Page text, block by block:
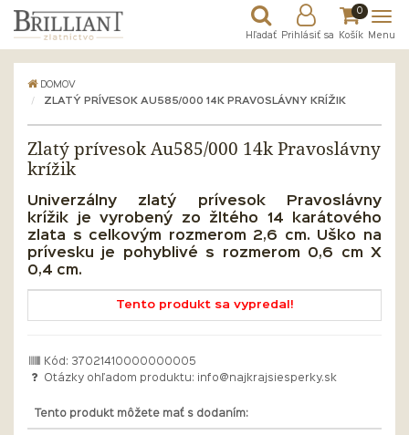
Hľadať Prihlásiť sa
0
Košík Menu
DOMOV
ZLATÝ PRÍVESOK AU585/000 14K PRAVOSLÁVNY KRÍŽIK
Zlatý prívesok Au585/000 14k Pravoslávny
krížik
Univerzálny zlatý prívesok
Pravoslávny
krížik je vyrobený zo žltého 14 karátového
zlata s celkovým rozmerom 2,6 cm. Uško na
prívesku je pohyblivé s rozmerom 0,6 cm X
0,4 cm.
Tento produkt sa vypredal!
Kód: 37021410000000005
Otázky ohľadom produktu:
info@najkrajsiesperky.sk
Tento produkt môžete mať s dodaním: